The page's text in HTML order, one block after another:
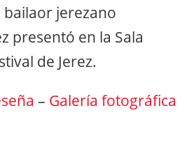
bailaor jerezano
presentó en la Sala
de Jerez.
– Galería fotográfica